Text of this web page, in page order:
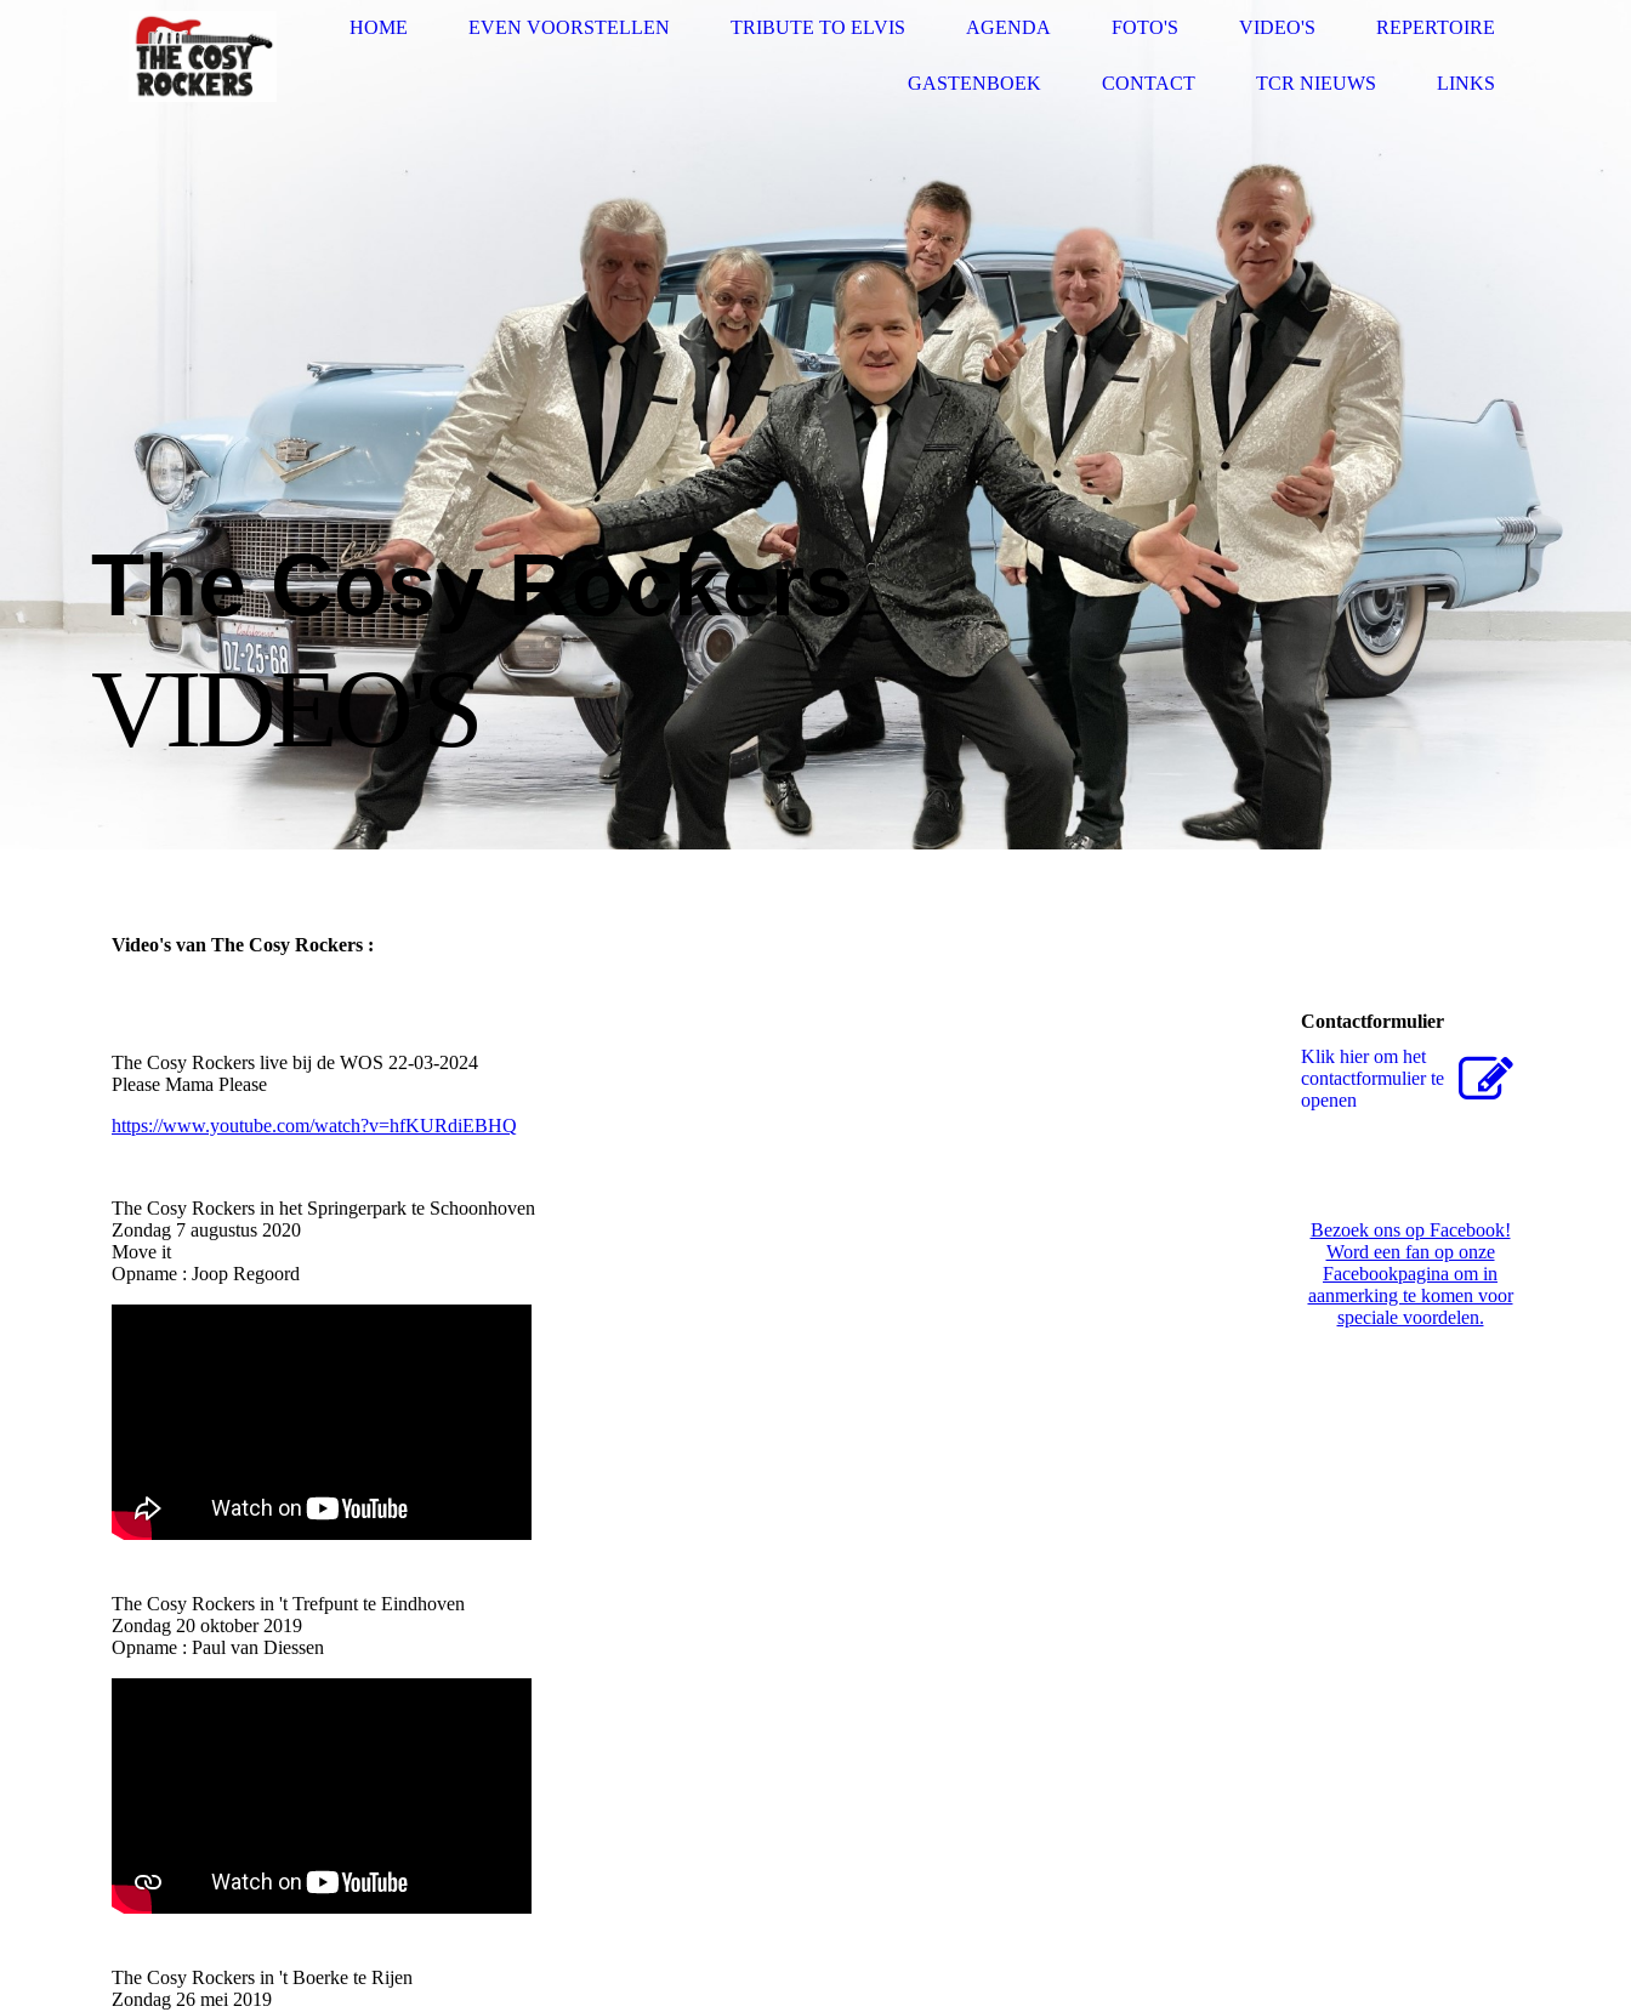
HOME EVEN VOORSTELLEN TRIBUTE TO ELVIS AGENDA FOTO'S VIDEO'S REPERTOIRE
GASTENBOEK CONTACT TCR NIEUWS LINKS
The Cosy Rockers/
VIDEO'S
Video's van The Cosy Rockers :
The Cosy Rockers live bij de WOS 22-03-2024
Please Mama Please
https://www.youtube.com/watch?v=hfKURdiEBHQ
The Cosy Rockers in het Springerpark te Schoonhoven
Zondag 7 augustus 2020
Move it
Opname : Joop Regoord
The Cosy Rockers in 't Trefpunt te Eindhoven
Zondag 20 oktober 2019
Opname : Paul van Diessen
The Cosy Rockers in 't Boerke te Rijen
Zondag 26 mei 2019
Contactformulier
Klik hier om het
contactformulier te
openen
Bezoek ons op Facebook!
Word een fan op onze
Facebookpagina om in
aanmerking te komen voor
speciale voordelen.